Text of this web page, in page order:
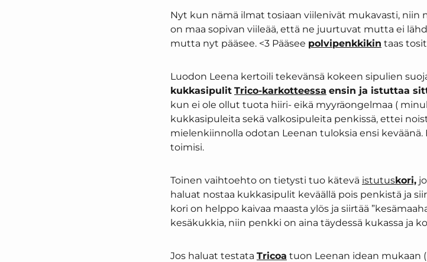
Nyt kun nämä ilmat tosiaan viilenivät mukavasti,
on maa sopivan viileää, että ne juurtuvat mutta ei
mutta nyt pääsee. <3 Pääsee polvipenkkikin taas
Luodon Leena kertoili tekevänsä kokeen sipulien
kukkasipulit Trico-karkotteessa ensin ja istuttaa
kun ei ole ollut tuota hiiri- eikä myyräongelmaa (
kukkasipuleita sekä valkosipuleita penkissä, ettei
mielenkiinnolla odotan Leenan tuloksia ensi keväänä.
toimisi.
Toinen vaihtoehto on tietysti tuo kätevä istutuskori,
haluat nostaa kukkasipulit keväällä pois penkistä ja
kori on helppo kaivaa maasta ylös ja siirtää
kesäkukkia, niin penkki on aina täydessä kukassa ja
Jos haluat testata Tricoa tuon Leenan idean mukaan